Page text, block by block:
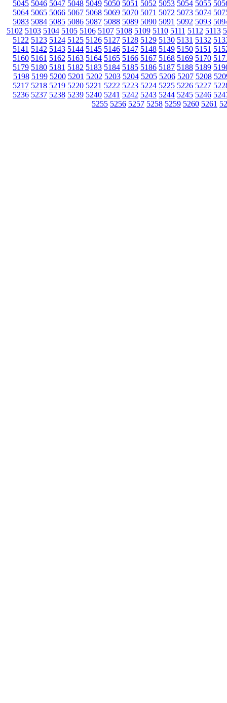
5045 5046 5047 5048 5049 5050 5051 5052 5053 5054 5055
5064 5065 5066 5067 5068 5069 5070 5071 5072 5073 5074
5083 5084 5085 5086 5087 5088 5089 5090 5091 5092 5093
5102 5103 5104 5105 5106 5107 5108 5109 5110 5111 5112 5113
5122 5123 5124 5125 5126 5127 5128 5129 5130 5131 5132
5141 5142 5143 5144 5145 5146 5147 5148 5149 5150 5151
5160 5161 5162 5163 5164 5165 5166 5167 5168 5169 5170
5179 5180 5181 5182 5183 5184 5185 5186 5187 5188 5189
5198 5199 5200 5201 5202 5203 5204 5205 5206 5207 5208
5217 5218 5219 5220 5221 5222 5223 5224 5225 5226 5227
5236 5237 5238 5239 5240 5241 5242 5243 5244 5245 5246
5255 5256 5257 5258 5259 5260 5261